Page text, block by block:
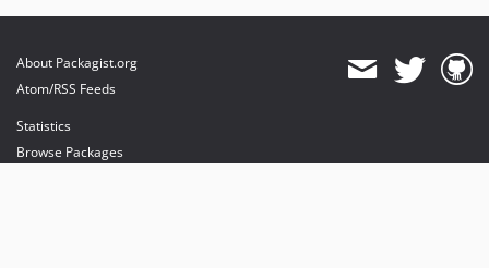
About Packagist.org
Atom/RSS Feeds
Statistics
Browse Packages